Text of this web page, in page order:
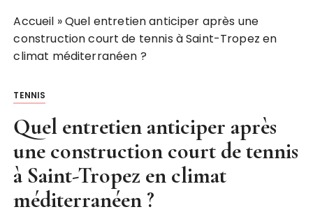
Accueil »Quel entretien anticiper après une
construction court de tennis à Saint-Tropez en
climat méditerranéen ?
TENNIS
Quel entretien anticiper après
une construction court de tennis
à Saint-Tropez en climat
méditerranéen ?